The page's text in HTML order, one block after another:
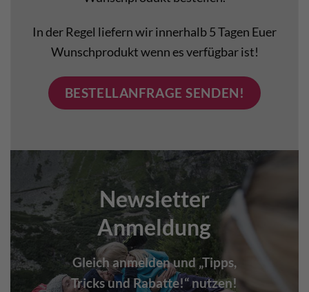
In der Regel liefern wir innerhalb 5 Tagen Euer
Wunschprodukt wenn es verfügbar ist!
BESTELLANFRAGE SENDEN!
Newsletter
Anmeldung
Gleich anmelden und „Tipps,
Tricks und Rabatte!“ nutzen!